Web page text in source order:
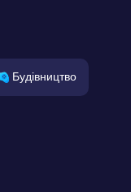
Будівництво